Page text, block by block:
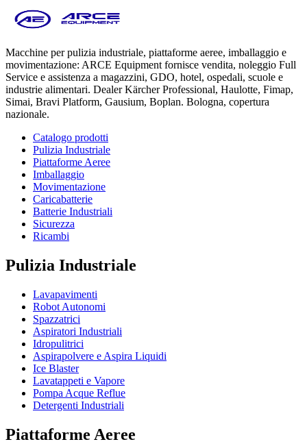
Macchine per pulizia industriale, piattaforme aeree, imballaggio e
movimentazione: ARCE Equipment fornisce vendita, noleggio Full
Service e assistenza a magazzini, GDO, hotel, ospedali, scuole e
industrie alimentari. Dealer Kärcher Professional, Haulotte, Fimap,
Simai, Bravi Platform, Gausium, Boplan. Bologna, copertura
nazionale.
Catalogo prodotti
Pulizia Industriale
Piattaforme Aeree
Imballaggio
Movimentazione
Caricabatterie
Batterie Industriali
Sicurezza
Ricambi
Pulizia Industriale
Lavapavimenti
Robot Autonomi
Spazzatrici
Aspiratori Industriali
Idropulitrici
Aspirapolvere e Aspira Liquidi
Ice Blaster
Lavatappeti e Vapore
Pompa Acque Reflue
Detergenti Industriali
Piattaforme Aeree